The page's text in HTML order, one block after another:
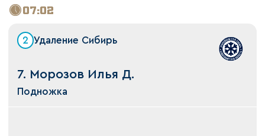
07:02
2 Удаление Сибирь
7. Морозов Илья Д.
Подножка